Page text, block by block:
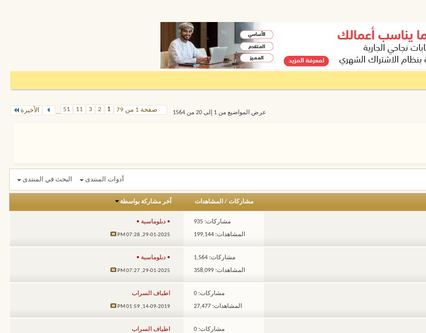
صفحة 1 من 79 1
2
3
11
51
... الأخيرة عرض المواضيع من 1 إلى 20 من 1564
أدوات المنتدى البحث في المنتدى
مشاركات/ المشاهدات آخر مشاركة بواسطة
مشاركات: 935
المشاهدات: 199,144
• دبلوماسية •
29-01-2025,
07:28 PM
مشاركات: 1,564
المشاهدات: 358,099
• دبلوماسية •
29-01-2025,
07:27 PM
مشاركات: 0
المشاهدات: 27,477
اطياف السراب
14-09-2019,
01:59 PM
مشاركات: 0 اطياف السراب